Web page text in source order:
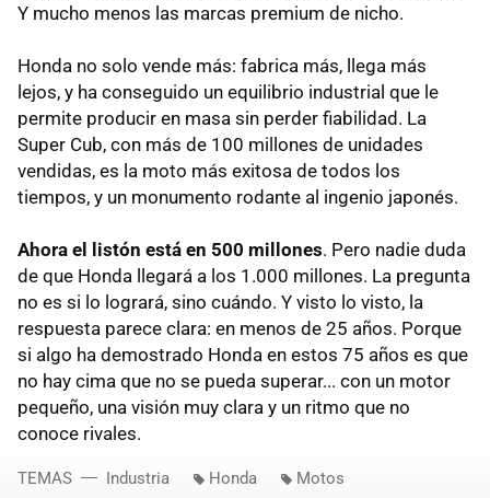
Y mucho menos las marcas premium de nicho.
Honda no solo vende más: fabrica más, llega más
lejos, y ha conseguido un equilibrio industrial que le
permite producir en masa sin perder fiabilidad. La
Super Cub, con más de 100 millones de unidades
vendidas, es la moto más exitosa de todos los
tiempos, y un monumento rodante al ingenio japonés.
Ahora el listón está en 500 millones. Pero nadie duda
de que Honda llegará a los 1.000 millones. La pregunta
no es si lo logrará, sino cuándo. Y visto lo visto, la
respuesta parece clara: en menos de 25 años. Porque
si algo ha demostrado Honda en estos 75 años es que
no hay cima que no se pueda superar... con un motor
pequeño, una visión muy clara y un ritmo que no
conoce rivales.
TEMAS Industria Honda Motos